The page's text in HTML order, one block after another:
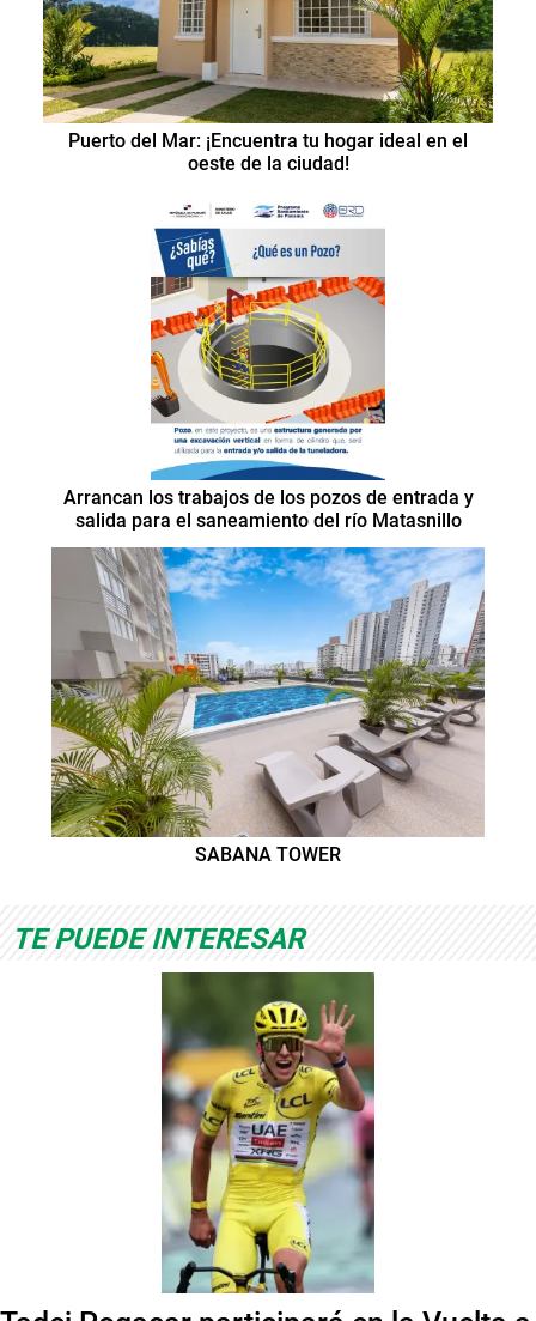
Puerto del Mar: ¡Encuentra tu hogar ideal en el
oeste de la ciudad!
Arrancan los trabajos de los pozos de entrada y
salida para el saneamiento del río Matasnillo
SABANA TOWER
TE PUEDE INTERESAR